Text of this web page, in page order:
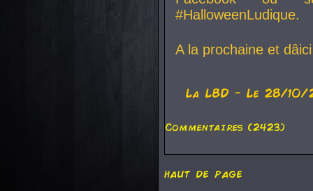
#HalloweenLudique.
A la prochaine et
La LBD - Le 28/10/
Commentaires (2423)
haut de page